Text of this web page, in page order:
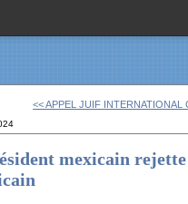
<< APPEL JUIF INTERNATIONAL
mexicain